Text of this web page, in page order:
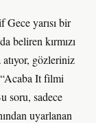
yarısı bir
beliren kırmızı
gözleriniz
It filmi
soru, sadece
uyarlanan